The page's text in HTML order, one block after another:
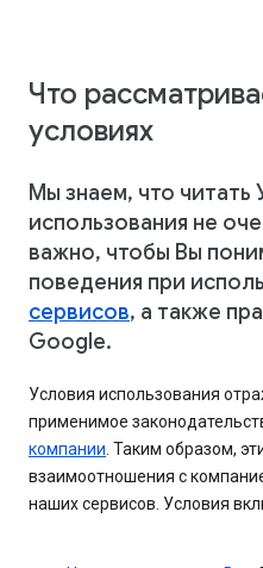
Что
условиях
Мы знаем, что читать
использования не
важно, чтобы Вы
поведения при
сервисов, а также
Google.
Условия использования
применимое
компании. Таким образом,
взаимоотношения с
наших сервисов. Условия